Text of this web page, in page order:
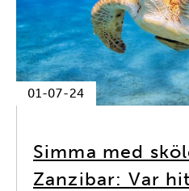
01-07-24
Simma med
Zanzibar: Var